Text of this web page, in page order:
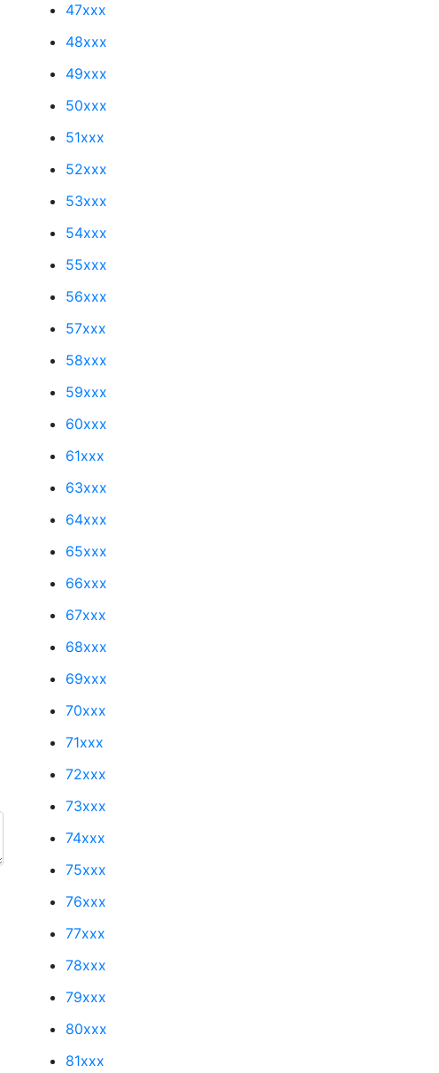
47xxx
48xxx
49xxx
50xxx
51xxx
52xxx
53xxx
54xxx
55xxx
56xxx
57xxx
58xxx
59xxx
60xxx
61xxx
63xxx
64xxx
65xxx
66xxx
67xxx
68xxx
69xxx
70xxx
71xxx
72xxx
73xxx
74xxx
75xxx
76xxx
77xxx
78xxx
79xxx
80xxx
81xxx